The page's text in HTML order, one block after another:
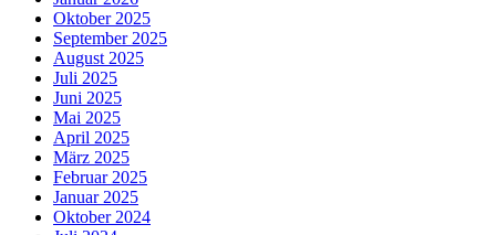
Oktober 2025
September 2025
August 2025
Juli 2025
Juni 2025
Mai 2025
April 2025
März 2025
Februar 2025
Januar 2025
Oktober 2024